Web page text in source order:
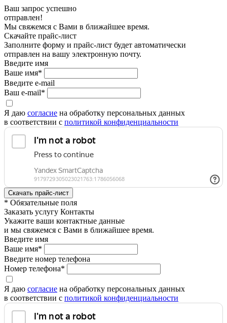
Ваш запрос успешно
отправлен!
Мы свяжемся с Вами в ближайшее время.
Скачайте прайс-лист
Заполните форму и прайс-лист будет автоматически
отправлен на вашу электронную почту.
Введите имя
Ваше имя*
Введите e-mail
Ваш e-mail*
Я даю согласие на обработку персональных данных
в соответствии с политикой конфиденциальности
* Обязательные поля
Заказать услугу Контакты
Укажите ваши контактные данные
и мы свяжемся с Вами в ближайшее время.
Введите имя
Ваше имя*
Введите номер телефона
Номер телефона*
Я даю согласие на обработку персональных данных
в соответствии с политикой конфиденциальности